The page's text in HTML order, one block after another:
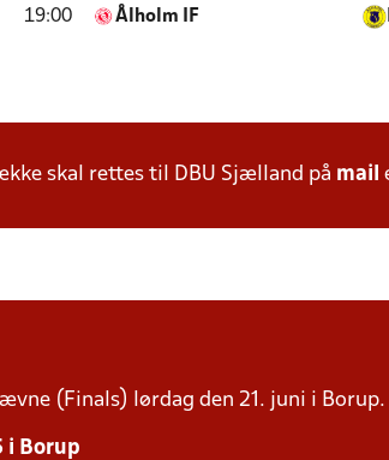
19:00 Ålholm IF
skal rettes til DBU Sjælland på mail
(Finals) lørdag den 21. juni i Borup.
i Borup